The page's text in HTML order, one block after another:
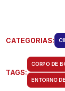
CATEGORIAS:
TAGS:
CORPO DE
ENTORNO